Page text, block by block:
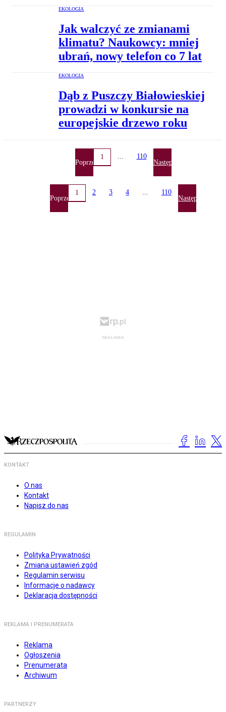
EKOLOGIA
Jak walczyć ze zmianami
klimatu? Naukowcy: mniej
ubrań, nowy telefon co 7 lat
EKOLOGIA
Dąb z Puszczy Białowieskiej
prowadzi w konkursie na
europejskie drzewo roku
Poprzednia
1 ... 110
Następna
Poprzednia
1 2 3 4 ... 110
Następna
KONTAKT
O nas
Kontakt
Napisz do nas
REGULAMIN
Polityka Prywatności
Zmiana ustawień zgód
Regulamin serwisu
Informacje o nadawcy
Deklaracja dostępności
REKLAMA I PRENUMERATA
Reklama
Ogłoszenia
Prenumerata
Archiwum
PARTNERZY